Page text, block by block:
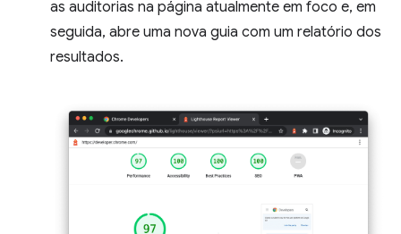
as auditorias na página atualmente em foco e, em
seguida, abre uma nova guia com um relatório dos
resultados.